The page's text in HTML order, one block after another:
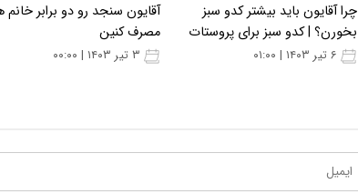
چرا آقایون باید بیشتر کدو سبز
بخورن؟ | کدو سبز برای پروستات
آقایون سنجد رو دو برابر خانم
مصرف کنین